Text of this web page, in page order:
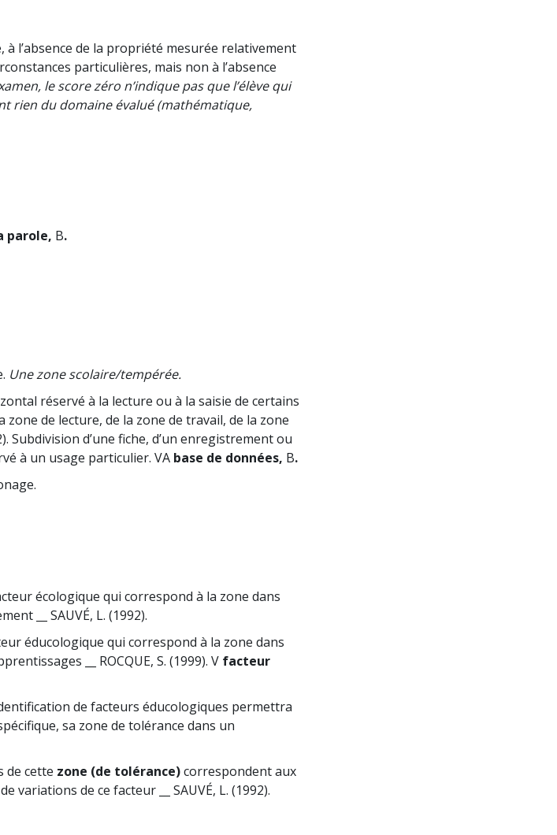
l’absence de la propriété mesurée relativement
particulières, mais non à l’absence
le score zéro n’indique pas que l’élève qui
rien du domaine évalué (mathématique,
parole, B.
Une zone scolaire/tempérée.
réservé à la lecture ou à la saisie de certains
de lecture, de la zone de travail, de la zone
Subdivision d’une fiche, d’un enregistrement ou
à un usage particulier. VA base de données, B.
écologique qui correspond à la zone dans
__ SAUVÉ, L. (1992).
éducologique qui correspond à la zone dans
__ ROCQUE, S. (1999). V facteur
de facteurs éducologiques permettra
sa zone de tolérance dans un
de cette zone (de tolérance)correspondent aux
variations de ce facteur __ SAUVÉ, L. (1992).